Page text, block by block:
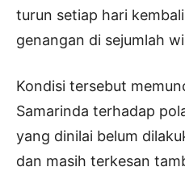
turun setiap hari
genangan di sejumlah
Kondisi tersebut
Samarinda terhadap
yang dinilai belum
dan masih terkesan